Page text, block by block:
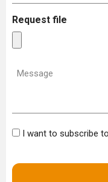
Request file
Message
Bulletin
I want to subscribe